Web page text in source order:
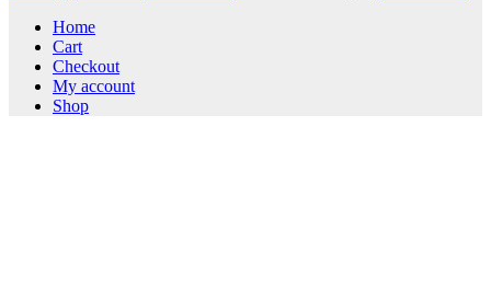
Home
Cart
Checkout
My account
Shop